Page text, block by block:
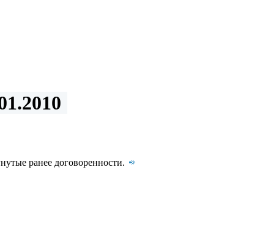
ранее договоренности.